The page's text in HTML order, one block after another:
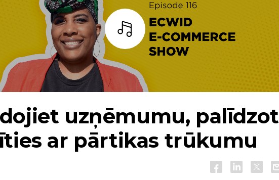
Bārs
uzņēmumu, palīdzot
ar pārtikas trūkumu